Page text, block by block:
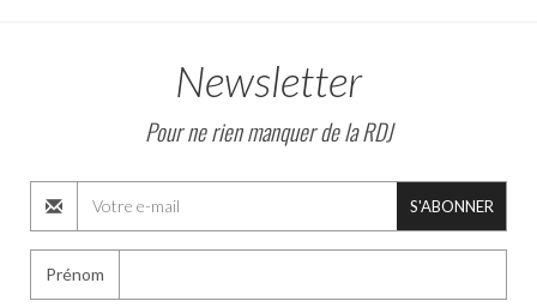
Newsletter
Pour ne rien manquer de la RDJ
S'ABONNER
Prénom